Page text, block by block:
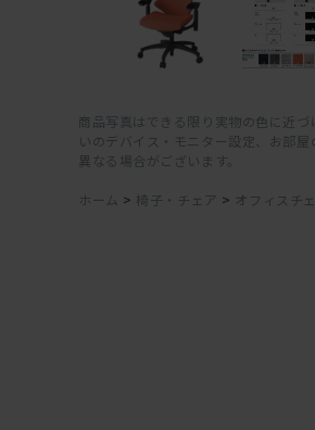
商品写真はできる限り実物の色に近
いのデバイス・モニター設定、お部
異なる場合がございます。
ホーム > 椅子・チェア > オフィスチ